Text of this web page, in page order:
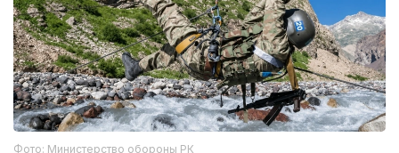
Фото: Министерство обороны РК